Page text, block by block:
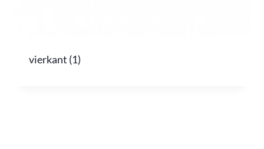
vierkant (1)